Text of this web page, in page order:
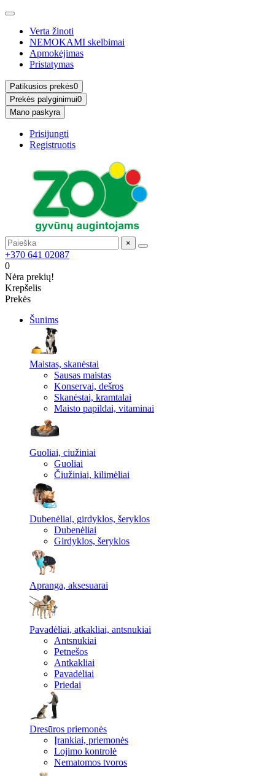
Verta žinoti
NEMOKAMI skelbimai
Apmokėjimas
Pristatymas
Patikusios prekės0
Prekės palyginimui0
Mano paskyra
Prisijungti
Registruotis
×
+370 641 02087
0
Nėra prekių!
Krepšelis
Prekės
Šunims
Maistas, skanėstai
Sausas maistas
Konservai, dešros
Skanėstai, kramtalai
Maisto papildai, vitaminai
Guoliai, ciužiniai
Guoliai
Čiužiniai, kilimėliai
Dubenėliai, girdyklos, šeryklos
Dubenėliai
Girdyklos, šeryklos
Apranga, aksesuarai
Pavadėliai, atkakliai, antsnukiai
Antsnukiai
Petnešos
Antkakliai
Pavadėliai
Priedai
Dresūros priemonės
Įrankiai, priemonės
Lojimo kontrolė
Nematomos tvoros